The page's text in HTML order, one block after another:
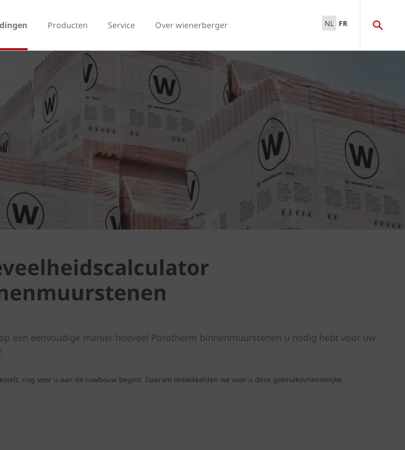
Producten Service Over wienerberger NL FR
een eenvoudige manier hoeveel Porotherm binnenmuurstenen u nodig hebt voor uw
nog voor u aan de ruwbouw begint. Daarom ontwikkelden we voor u deze gebruiksvriendelijke